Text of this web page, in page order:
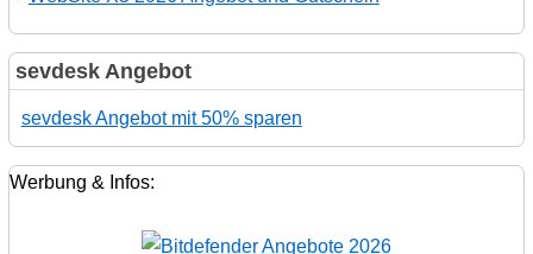
sevdesk Angebot
sevdesk Angebot mit 50% sparen
Werbung & Infos: